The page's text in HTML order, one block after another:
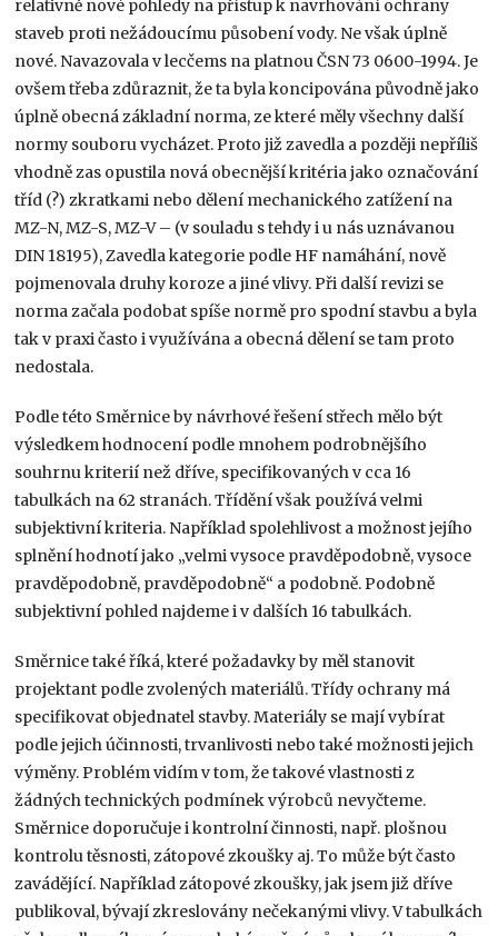
relativně nové pohledy na přístup k navrhování ochrany
staveb proti nežádoucímu působení vody. Ne však úplně
nové. Navazovala v lecčems na platnou ČSN 73 0600-1994. Je
ovšem třeba zdůraznit, že ta byla koncipována původně jako
úplně obecná základní norma, ze které měly všechny další
normy souboru vycházet. Proto již zavedla a později nepříliš
vhodně zas opustila nová obecnější kritéria jako označování
tříd (?) zkratkami nebo dělení mechanického zatížení na
MZ-N, MZ-S, MZ-V – (v souladu s tehdy i u nás uznávanou
DIN 18195), Zavedla kategorie podle HF namáhání, nově
pojmenovala druhy koroze a jiné vlivy. Při další revizi se
norma začala podobat spíše normě pro spodní stavbu a byla
tak v praxi často i využívána a obecná dělení se tam proto
nedostala.
Podle této Směrnice by návrhové řešení střech mělo být
výsledkem hodnocení podle mnohem podrobnějšího
souhrnu kriterií než dříve, specifikovaných v cca 16
tabulkách na 62 stranách. Třídění však používá velmi
subjektivní kriteria. Například spolehlivost a možnost jejího
splnění hodnotí jako „velmi vysoce pravděpodobně, vysoce
pravděpodobně, pravděpodobně“ a podobně. Podobně
subjektivní pohled najdeme i v dalších 16 tabulkách.
Směrnice také říká, které požadavky by měl stanovit
projektant podle zvolených materiálů. Třídy ochrany má
specifikovat objednatel stavby. Materiály se mají vybírat
podle jejich účinnosti, trvanlivosti nebo také možnosti jejich
výměny. Problém vidím v tom, že takové vlastnosti z
žádných technických podmínek výrobců nevyčteme.
Směrnice doporučuje i kontrolní činnosti, např. plošnou
kontrolu těsnosti, zátopové zkoušky aj. To může být často
zavádějící. Například zátopové zkoušky, jak jsem již dříve
publikoval, bývají zkreslovány nečekanými vlivy. V tabulkách